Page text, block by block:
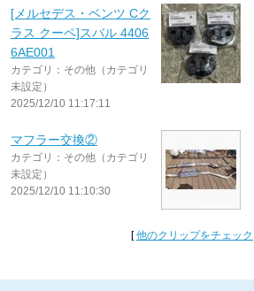
[メルセデス・ベンツ Cク
ラス クーペ]スバル 4406
6AE001
カテゴリ：その他（カテゴリ
未設定）
2025/12/10 11:17:11
マフラー交換②
カテゴリ：その他（カテゴリ
未設定）
2025/12/10 11:10:30
[他のクリップをチェック